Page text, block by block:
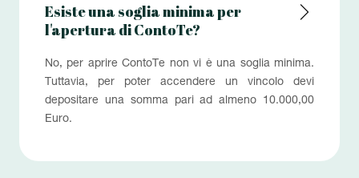
Esiste una soglia minima per
l'apertura di ContoTe?
No, per aprire ContoTe non vi è una soglia minima.
Tuttavia, per poter accendere un vincolo devi
depositare una somma pari ad almeno 10.000,00
Euro.